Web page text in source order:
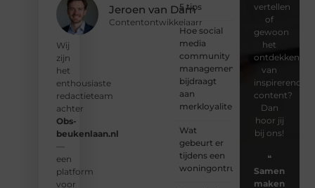
Jeroen van Dam
Contentontwikkelaarr
Wij
zijn
het
enthousiaste
redactieteam
achter
Obs-
beukenlaan.nl
—
een
platform
voor
5 tips
Hoe social
media
community
management
bijdraagt
aan
merkloyaliteit
Wat
gebeurt er
tijdens een
woningontruiming?
vertellen
of
gewoon
het
ontdekken
van
inspirerende
content?
Dan
hoor jij
bij ons!
❝
Samen
maken